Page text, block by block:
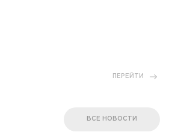
ПЕРЕЙТИ
ВСЕ НОВОСТИ